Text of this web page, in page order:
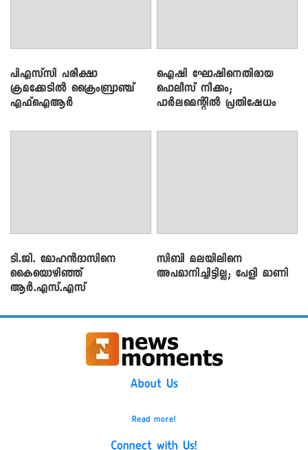
പിഎസ്‌സി പരീക്ഷാ
ക്രമക്കേ‌ടിൽ ക്രൈംബ്രാഞ്ച്
എഫ്ഐആർ
ഐഷി ഘോഷിനെതിരായ
പൊലീസ് നീക്കം;
പാര്‍ലമെന്റിൽ പ്രതിഷേധം
ടി.ജി. മോഹൻദാസിനെ
കൈയൊഴിഞ്ഞ്
ആർ.എസ്.എസ്
സിബി മലയിലിനെ
അപമാനിച്ചിട്ടില്ല; പേളി മാണി
About Us
Read more!